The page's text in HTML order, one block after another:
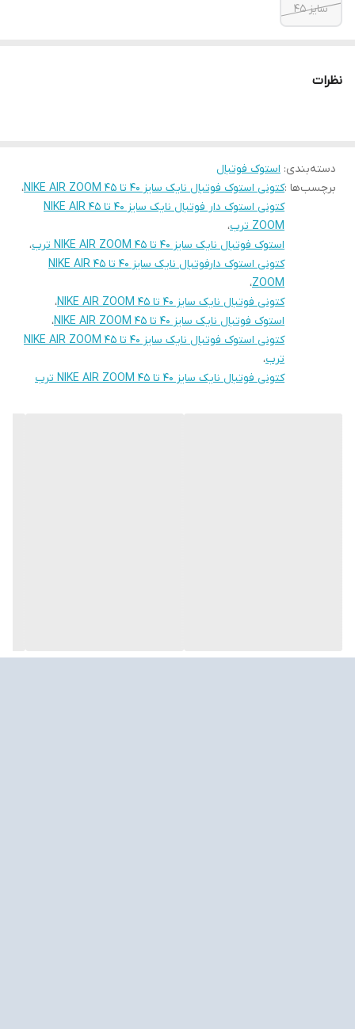
سایز 45
نظرات
دسته‌بندی: استوک فوتبال
برچسب‌ها :کتونی استوک فوتبال نایک سایز 40 تا 45 NIKE AIR ZOOM
،
کتونی استوک دار فوتبال نایک سایز 40 تا 45 NIKE AIR
ZOOM ترب
،
استوک فوتبال نایک سایز 40 تا 45 NIKE AIR ZOOM ترب
،
کتونی استوک دارفوتبال نایک سایز 40 تا 45 NIKE AIR
ZOOM،
کتونی فوتبال نایک سایز 40 تا 45 NIKE AIR ZOOM
،
استوک فوتبال نایک سایز 40 تا 45 NIKE AIR ZOOM
،
کتونی استوک فوتبال نایک سایز 40 تا 45 NIKE AIR ZOOM
ترب،
کتونی فوتبال نایک سایز 40 تا 45 NIKE AIR ZOOM ترب